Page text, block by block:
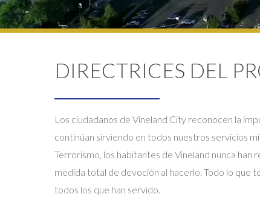
DIRECTRICES DEL
Los ciudadanos de Vineland City reconocen la
continúan sirviendo en todos nuestros servicios
Terrorismo, los habitantes de Vineland nunca han
medida total de devoción al hacerlo. Todo lo que
todos los que han servido.